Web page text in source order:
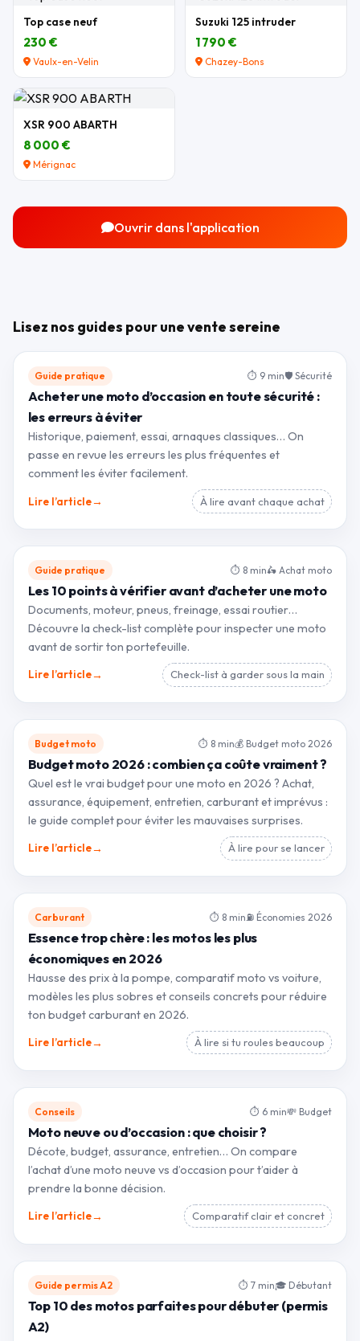
Top case neuf
230 €
Vaulx-en-Velin
Suzuki 125 intruder
1 790 €
Chazey-Bons
XSR 900 ABARTH
8 000 €
Mérignac
Ouvrir dans l'application
Lisez nos guides pour une vente sereine
Guide pratique ⏱ 9 min🛡 Sécurité
Acheter une moto d’occasion en toute sécurité :
les erreurs à éviter
Historique, paiement, essai, arnaques classiques… On
passe en revue les erreurs les plus fréquentes et
comment les éviter facilement.
Lire l’article→ À lire avant chaque achat
Guide pratique ⏱ 8 min🛵 Achat moto
Les 10 points à vérifier avant d’acheter une moto
Documents, moteur, pneus, freinage, essai routier…
Découvre la check-list complète pour inspecter une moto
avant de sortir ton portefeuille.
Lire l’article→ Check-list à garder sous la main
Budget moto ⏱ 8 min💰 Budget moto 2026
Budget moto 2026 : combien ça coûte vraiment ?
Quel est le vrai budget pour une moto en 2026 ? Achat,
assurance, équipement, entretien, carburant et imprévus :
le guide complet pour éviter les mauvaises surprises.
Lire l’article→ À lire pour se lancer
Carburant ⏱ 8 min⛽ Économies 2026
Essence trop chère : les motos les plus
économiques en 2026
Hausse des prix à la pompe, comparatif moto vs voiture,
modèles les plus sobres et conseils concrets pour réduire
ton budget carburant en 2026.
Lire l’article→ À lire si tu roules beaucoup
Conseils ⏱ 6 min💸 Budget
Moto neuve ou d’occasion : que choisir ?
Décote, budget, assurance, entretien… On compare
l’achat d’une moto neuve vs d’occasion pour t’aider à
prendre la bonne décision.
Lire l’article→ Comparatif clair et concret
Guide permis A2 ⏱ 7 min🎓 Débutant
Top 10 des motos parfaites pour débuter (permis
A2)